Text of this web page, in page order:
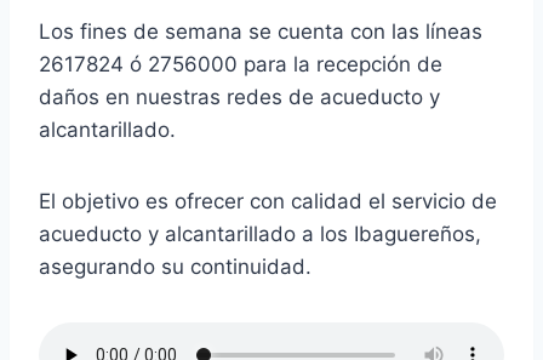
Los fines de semana se cuenta con las líneas
2617824 ó 2756000 para la recepción de
daños en nuestras redes de acueducto y
alcantarillado.
El objetivo es ofrecer con calidad el servicio de
acueducto y alcantarillado a los Ibaguereños,
asegurando su continuidad.